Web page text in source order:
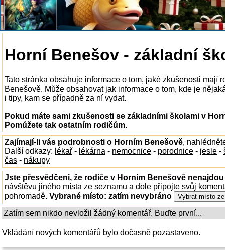
Horní Benešov - základní
Tato stránka obsahuje informace o tom, jaké zkušenosti mají
Benešově. Může obsahovat jak informace o tom, kde je
i tipy, kam se případně za ní vydat.
Pokud máte sami zkušenosti se základními školami v
Pomůžete tak ostatním rodičům.
Zajímají-li vás podrobnosti o Horním Benešově,
Další odkazy: lékař - lékárna - nemocnice - porodnice - jesle -
čas - nákupy
Jste přesvědčeni, že rodiče v Horním Benešově
návštěvu jiného místa ze seznamu a dole připojte svůj
pohromadě. Vybrané místo: zatím nevybráno
Zatím sem nikdo nevložil žádný komentář. Buďte první...
Vkládání nových komentářů bylo dočasně pozastaveno.